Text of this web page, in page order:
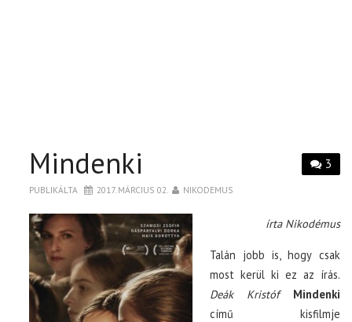
3
Mindenki
PUBLIKÁLTA 2017. MÁRCIUS 02. NIKODEMUS
írta Nikodémus
Talán jobb is, hogy csak
most kerül ki ez az írás.
Deák Kristóf
Mindenki
című kisfilmje